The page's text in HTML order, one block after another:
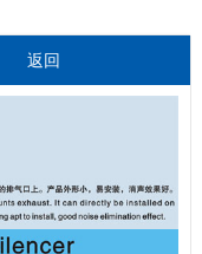
返回